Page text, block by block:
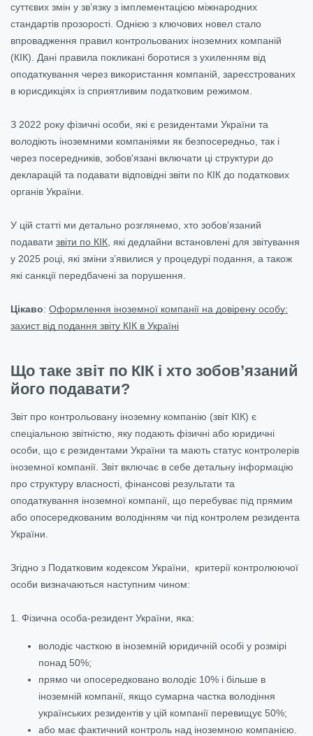
суттєвих змін у зв’язку з імплементацією міжнародних
стандартів прозорості. Однією з ключових новел стало
впровадження правил контрольованих іноземних компаній
(КІК). Дані правила покликані боротися з ухиленням від
оподаткування через використання компаній, зареєстрованих
в юрисдикціях із сприятливим податковим режимом.
З 2022 року фізичні особи, які є резидентами України та
володіють іноземними компаніями як безпосередньо, так і
через посередників, зобов'язані включати ці структури до
декларацій та подавати відповідні звіти по КІК до податкових
органів України.
У цій статті ми детально розглянемо, хто зобов’язаний
подавати звіти по КІК , які дедлайни встановлені для звітування
у 2025 році, які зміни з’явилися у процедурі подання, а також
які санкції передбачені за порушення.
Цікаво: Оформлення іноземної компанії на довірену особу:
захист від подання звіту КІК в Україні
Що таке звіт по КІК і хто зобов’язаний
його подавати?
Звіт про контрольовану іноземну компанію (звіт КІК) є
спеціальною звітністю, яку подають фізичні або юридичні
особи, що є резидентами України та мають статус контролерів
іноземної компанії. Звіт включає в себе детальну інформацію
про структуру власності, фінансові результати та
оподаткування іноземної компанії, що перебуває під прямим
або опосередкованим володінням чи під контролем резидента
України.
Згідно з Податковим кодексом України, критерії контролюючої
особи визначаються наступним чином:
1. Фізична особа-резидент України, яка:
володіє часткою в іноземній юридичній особі у розмірі
понад 50%;
прямо чи опосередковано володіє 10% і більше в
іноземній компанії, якщо сумарна частка володіння
українських резидентів у цій компанії перевищує 50%;
або має фактичний контроль над іноземною компанією.